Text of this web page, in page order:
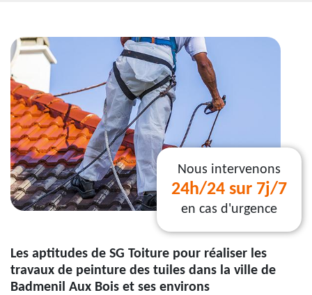
Nous intervenons
24h/24 sur 7j/7
en cas d'urgence
Les aptitudes de SG Toiture pour réaliser les
travaux de peinture des tuiles dans la ville de
Badmenil Aux Bois et ses environs